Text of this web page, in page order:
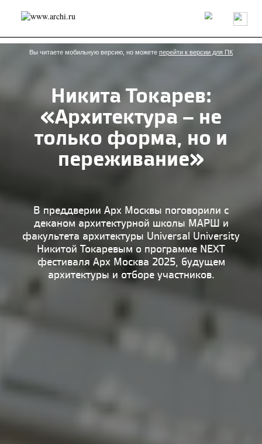
Россия Мир Технологии Интерьер Пресса
Архитекторы
Проекты
Конкурсы События Книги Вакансии
send.project Анонсы конкурсов
Блог
Исследование
Объект
Результаты конкурса
Репортаж
Рецензия Архитектура
Выставка
Иностранцы в России
Интерьер
Наследие Образование
Урбанистика
Вы читаете мобильную версию, но можете перейти к версии для ПК
Никита Токарев:
«Архитектура – не
только форма, но и
переживание»
В преддверии Арх Москвы поговорили с
деканом архитектурной школы МАРШ и
факультета архитектуры Universal University
Никитой Токаревым о программе NEXT
фестиваля Арх Москва 2025, будущем
архитектуры и отборе участников.